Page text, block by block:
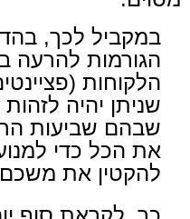
במקביל לכך,
הגורמות להרעה
הלקוחות
שניתן יהיה
שבהם שביעות
את הכל כדי
להקטין את משכם